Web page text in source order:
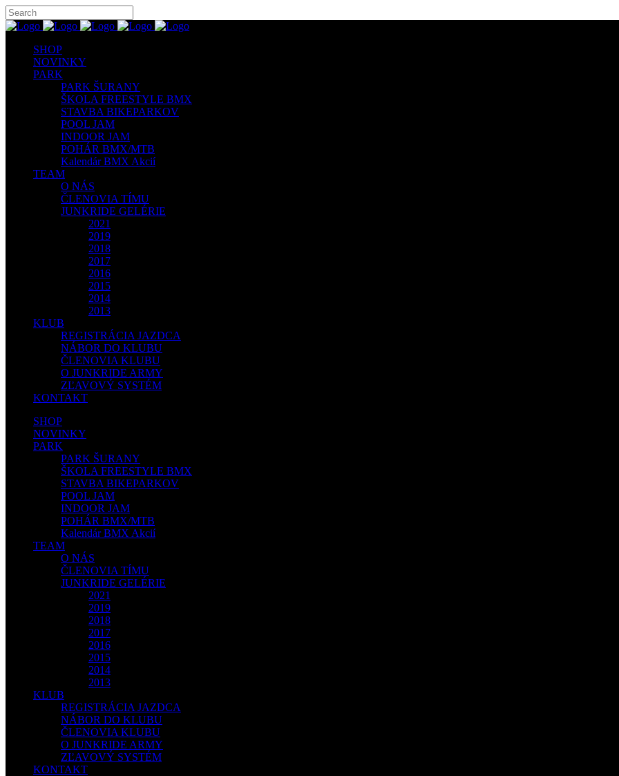
SHOP
NOVINKY
PARK
PARK ŠURANY
ŠKOLA FREESTYLE BMX
STAVBA BIKEPARKOV
POOL JAM
INDOOR JAM
POHÁR BMX/MTB
Kalendár BMX Akcií
TEAM
O NÁS
ČLENOVIA TÍMU
JUNKRIDE GELÉRIE
2021
2019
2018
2017
2016
2015
2014
2013
KLUB
REGISTRÁCIA JAZDCA
NÁBOR DO KLUBU
ČLENOVIA KLUBU
O JUNKRIDE ARMY
ZĽAVOVÝ SYSTÉM
KONTAKT
SHOP
NOVINKY
PARK
PARK ŠURANY
ŠKOLA FREESTYLE BMX
STAVBA BIKEPARKOV
POOL JAM
INDOOR JAM
POHÁR BMX/MTB
Kalendár BMX Akcií
TEAM
O NÁS
ČLENOVIA TÍMU
JUNKRIDE GELÉRIE
2021
2019
2018
2017
2016
2015
2014
2013
KLUB
REGISTRÁCIA JAZDCA
NÁBOR DO KLUBU
ČLENOVIA KLUBU
O JUNKRIDE ARMY
ZĽAVOVÝ SYSTÉM
KONTAKT